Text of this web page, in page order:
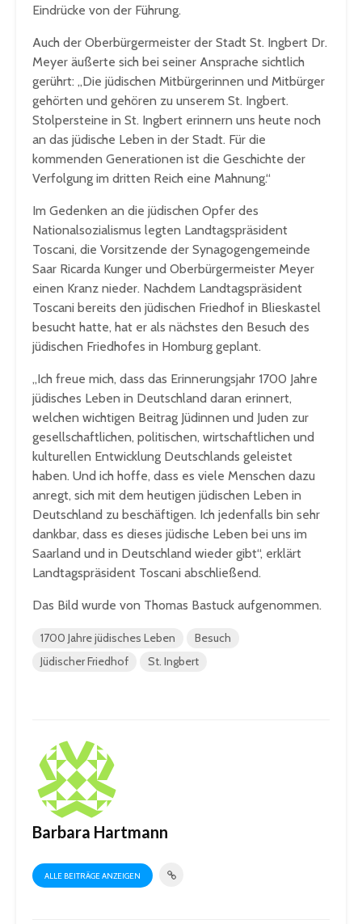
Eindrücke von der Führung.
Auch der Oberbürgermeister der Stadt St. Ingbert Dr.
Meyer äußerte sich bei seiner Ansprache sichtlich
gerührt: „Die jüdischen Mitbürgerinnen und Mitbürger
gehörten und gehören zu unserem St. Ingbert.
Stolpersteine in St. Ingbert erinnern uns heute noch
an das jüdische Leben in der Stadt. Für die
kommenden Generationen ist die Geschichte der
Verfolgung im dritten Reich eine Mahnung.“
Im Gedenken an die jüdischen Opfer des
Nationalsozialismus legten Landtagspräsident
Toscani, die Vorsitzende der Synagogengemeinde
Saar Ricarda Kunger und Oberbürgermeister Meyer
einen Kranz nieder. Nachdem Landtagspräsident
Toscani bereits den jüdischen Friedhof in Blieskastel
besucht hatte, hat er als nächstes den Besuch des
jüdischen Friedhofes in Homburg geplant.
„Ich freue mich, dass das Erinnerungsjahr 1700 Jahre
jüdisches Leben in Deutschland daran erinnert,
welchen wichtigen Beitrag Jüdinnen und Juden zur
gesellschaftlichen, politischen, wirtschaftlichen und
kulturellen Entwicklung Deutschlands geleistet
haben. Und ich hoffe, dass es viele Menschen dazu
anregt, sich mit dem heutigen jüdischen Leben in
Deutschland zu beschäftigen. Ich jedenfalls bin sehr
dankbar, dass es dieses jüdische Leben bei uns im
Saarland und in Deutschland wieder gibt“, erklärt
Landtagspräsident Toscani abschließend.
Das Bild wurde von Thomas Bastuck aufgenommen.
1700 Jahre jüdisches Leben
Besuch
Jüdischer Friedhof
St. Ingbert
Barbara Hartmann
ALLE BEITRÄGE ANZEIGEN